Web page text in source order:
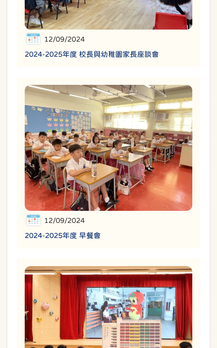
12/09/2024
2024-2025年度 校長與幼稚園家長座談會
12/09/2024
2024-2025年度 早餐會